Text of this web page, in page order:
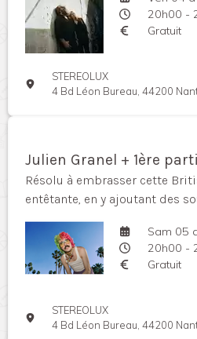
20h00 -
Gratuit
STEREOLUX
4 Bd Léon Bureau, 44200
Julien Granel + 1ère
Résolu à embrasser cette
entêtante, en y ajoutant des
Sam 05
20h00 -
Gratuit
STEREOLUX
4 Bd Léon Bureau, 44200